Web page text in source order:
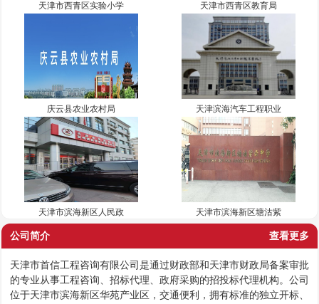
天津市西青区实验小学 天津市西青区教育局
庆云县农业农村局 天津滨海汽车工程职业
天津市滨海新区人民政 天津市滨海新区塘沽紫
查看更多
公司简介
天津市首信工程咨询有限公司是通过财政部和天津市财政局备案审批
的专业从事工程咨询、招标代理、政府采购的招投标代理机构。公司
位于天津市滨海新区华苑产业区，交通便利，拥有标准的独立开标、